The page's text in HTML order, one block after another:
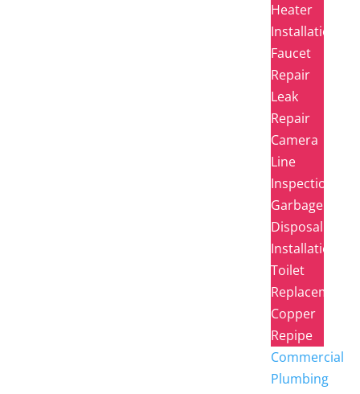
Heater
Installation
Faucet
Repair
Leak
Repair
Camera
Line
Inspection
Garbage
Disposal
Installation
Toilet
Replacement
Copper
Repipe
Commercial
Plumbing